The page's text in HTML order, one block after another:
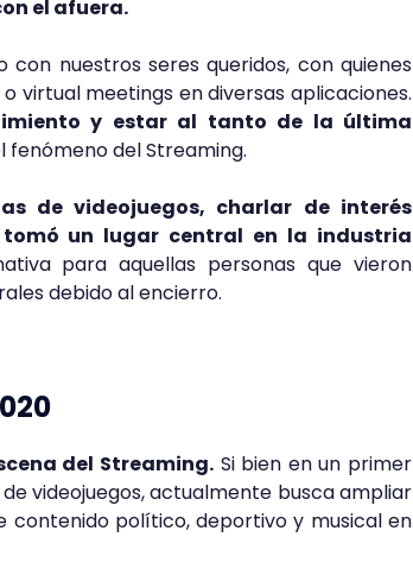
el afuera.
nuestros seres queridos, con quienes
virtual meetings en diversas aplicaciones.
y estar al tanto de la última
fenómeno del Streaming.
de videojuegos, charlar de interés
un lugar central en la industria
para aquellas personas que vieron
debido al encierro.
del Streaming. Si bien en un primer
videojuegos, actualmente busca ampliar
contenido político, deportivo y musical en